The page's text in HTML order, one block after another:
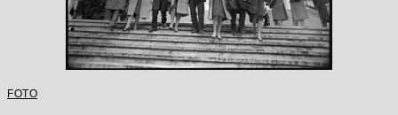
FOTO